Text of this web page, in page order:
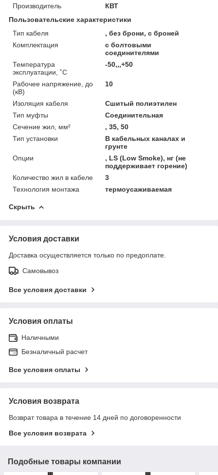
Производитель
КВТ
Пользовательские характеристики
Тип кабеля
, без брони, с броней
Комплектация
с болтовыми
соединителями
Температура
эксплуатации, ˚С
-50,,,+50
Рабочее напряжение, до
(кВ)
10
Изоляция кабеля
Сшитый полиэтилен
Тип муфты
Соединительная
Сечение жил, мм²
, 35, 50
Тип установки
В кабельных каналах и
грунте
Опции
, LS (Low Smoke), нг (не
поддерживает горение)
Количество жил в кабеле
3
Технология монтажа
термоусаживаемая
Скрыть
Условия доставки
Доставка осуществляется только по предоплате.
Самовывоз
Все условия доставки
Условия оплаты
Наличными
Безналичный расчет
Все условия оплаты
Условия возврата
Возврат товара в течение 14 дней по договоренности
Все условия возврата
Подобные товары компании